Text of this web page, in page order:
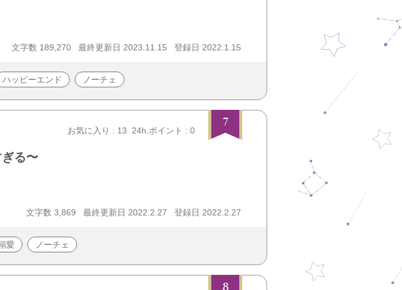
文字数 189,270 最終更新日 2023.11.15 登録日 2022.1.15
ハッピーエンド ノーチェ
7
お気に入り : 13 24h.ポイント : 0
る〜
文字数 3,869 最終更新日 2022.2.27 登録日 2022.2.27
愛 ノーチェ
8